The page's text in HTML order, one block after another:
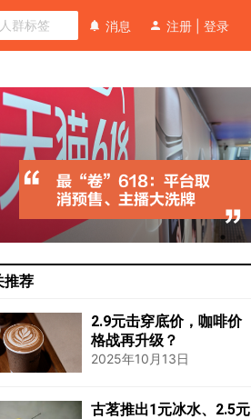
消息 注册 登录
推荐
2.9元击穿底价，咖啡价
格战再升级？
2025年10月13日
古茗推出1元冰水、2.5元